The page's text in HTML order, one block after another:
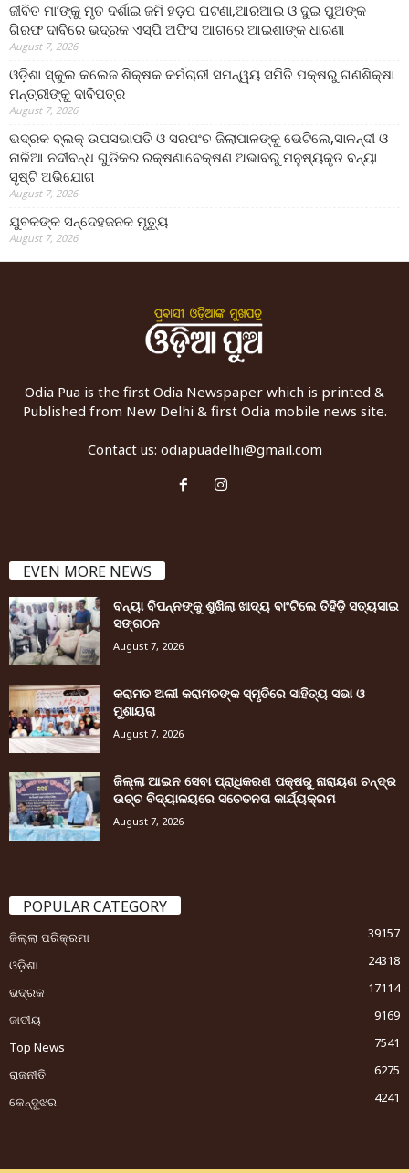
ଜୀବିତ ମା’ଙ୍କୁ ମୃତ ଦର୍ଶାଇ ଜମି ହଡ଼ପ ଘଟଣା,ଆରଆଇ ଓ ଦୁଇ ପୁଅଙ୍କ
ଗିରଫ ଦାବିରେ ଭଦ୍ରକ ଏସ୍‌ପି ଅଫିସ ଆଗରେ ଆଇଶାଙ୍କ ଧାରଣା
August 7, 2026
ଓଡ଼ିଶା ସ୍କୁଲ କଲେଜ ଶିକ୍ଷକ କର୍ମଚାରୀ ସମନ୍ୱୟ ସମିତି ପକ୍ଷରୁ ଗଣଶିକ୍ଷା
ମନ୍ତ୍ରୀଙ୍କୁ ଦାବିପତ୍ର
August 7, 2026
ଭଦ୍ରକ ବ୍ଲକ୍ ଉପସଭାପତି ଓ ସରପଂଚ ଜିଲାପାଳଙ୍କୁ ଭେଟିଲେ,ସାଳନ୍ଦୀ ଓ
ନାଳିଆ ନଦୀବନ୍ଧ ଗୁଡିକର ରକ୍ଷଣାବେକ୍ଷଣ ଅଭାବରୁ ମନୁଷ୍ୟକୃତ ବନ୍ୟା
ସୃଷ୍ଟି ଅଭିଯୋଗ
August 7, 2026
ଯୁବକଙ୍କ ସନ୍ଦେହଜନକ ମୃତ୍ୟୁ
August 7, 2026
Odia Pua is the first Odia Newspaper which is printed &
Published from New Delhi & first Odia mobile news site.
Contact us: odiapuadelhi@gmail.com
EVEN MORE NEWS
ବନ୍ୟା ବିପନ୍ନଙ୍କୁ ଶୁଖିଲା ଖାଦ୍ୟ ବାଂଟିଲେ ତିହିଡି଼ ସତ୍ୟସାଇ
ସଙ୍ଗଠନ
August 7, 2026
କରାମତ ଅଲୀ କରାମତଙ୍କ ସ୍ମୃତିରେ ସାହିତ୍ୟ ସଭା ଓ
ମୁଶାୟରା
August 7, 2026
ଜିଲ୍ଲା ଆଇନ ସେବା ପ୍ରାଧିକରଣ ପକ୍ଷରୁ ନାରାୟଣ ଚନ୍ଦ୍ର
ଉଚ୍ଚ ବିଦ୍ୟାଳୟରେ ସଚେତନତା କାର୍ଯ୍ୟକ୍ରମ
August 7, 2026
POPULAR CATEGORY
ଜିଲ୍ଲା ପରିକ୍ରମା
39157
ଓଡ଼ିଶା
24318
ଭଦ୍ରକ
17114
ଜାତୀୟ
9169
Top News
7541
ରାଜନୀତି
6275
କେନ୍ଦୁଝର
4241